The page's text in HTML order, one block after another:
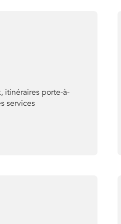
itinéraires porte-à-
services